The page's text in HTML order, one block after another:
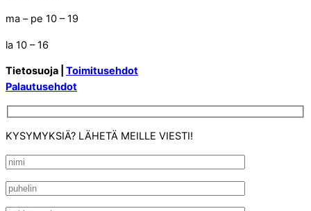
ma – pe 10 – 19
la 10 – 16
Tietosuoja | Toimitusehdot
Palautusehdot
KYSYMYKSIÄ? LÄHETÄ MEILLE VIESTI!